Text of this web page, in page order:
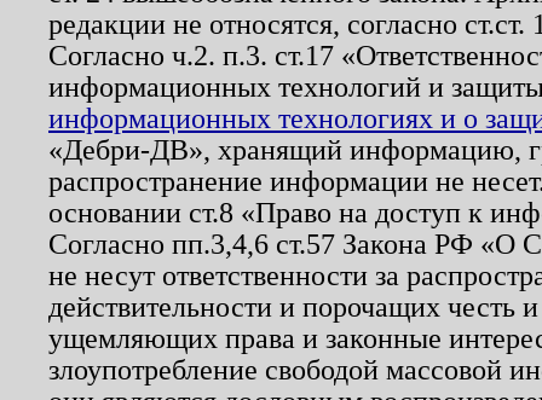
редакции не относятся, согласно
Согласно ч.2. п.3. ст.17
информационных технологий и
информационных технологиях и о
«Дебри-ДВ», хранящий информацию,
распространение информации не
основании ст.8 «Право на доступ к
Согласно пп.3,4,6 ст.57 Закона РФ «О
не несут ответственности за
действительности и порочащих честь
ущемляющих права и законные
злоупотребление свободой массовой